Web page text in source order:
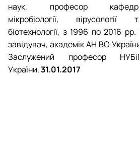
наук, професор
мікробіології, вірусології
біотехнології, з 1996 по 2016 рр.
завідувач, академік АН ВО
Заслужений професор
України.31.01.2017